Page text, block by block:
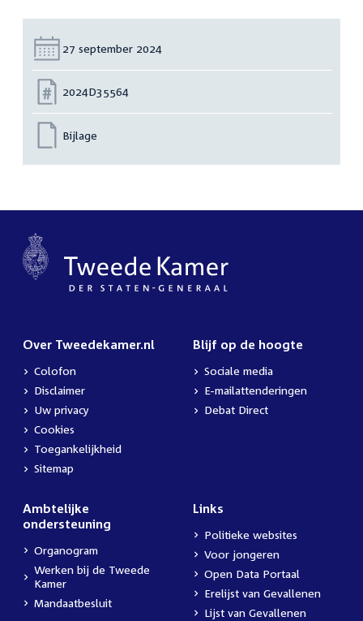
Datum:
27 september 2024
Nummer:
2024D35564
Bijlage
Over Tweedekamer.nl
Colofon
Disclaimer
Uw privacy
Cookies
Toegankelijkheid
Sitemap
Blijf op de hoogte
Sociale media
E-mailattenderingen
Debat Direct
Ambtelijke
ondersteuning
Organogram
Werken bij de Tweede
Kamer
Mandaatbesluit
Links
Politieke websites
Voor jongeren
Open Data Portaal
Erelijst van Gevallenen
Lijst van Gevallenen